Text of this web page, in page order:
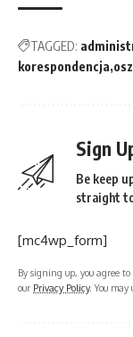
TAGGED:
korespondencja
Sign
Be keep
straight
[mc4wp_form]
By signing up, you agree
our Privacy Policy. You may